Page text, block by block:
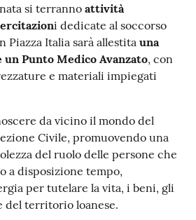
si terranno attività
i dedicate al soccorso
Piazza Italia sarà allestita una
un Punto Medico Avanzato, con
e materiali impiegati
da vicino il mondo del
Civile, promuovendo una
del ruolo delle persone che
a disposizione tempo,
per tutelare la vita, i beni, gli
del territorio loanese.